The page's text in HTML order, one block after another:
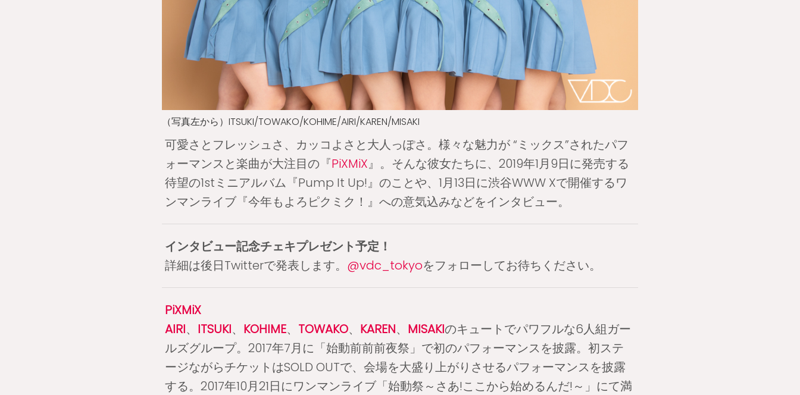
（写真左から）ITSUKI/TOWAKO/KOHIME/AIRI/KAREN/MISAKI
可愛さとフレッシュさ、カッコよさと大人っぽさ。様々な魅力が “ミックス”されたパフ
ォーマンスと楽曲が大注目の『PiXMiX』。そんな彼女たちに、2019年1月9日に発売する
待望の1stミニアルバム『Pump It Up!』のことや、1月13日に渋谷WWW Xで開催するワ
ンマンライブ『今年もよろピクミク！』への意気込みなどをインタビュー。
インタビュー記念チェキプレゼント予定！
詳細は後日Twitterで発表します。 @vdc_tokyoをフォローしてお待ちください。
PiXMiX
AIRI、 ITSUKI、 KOHIME、 TOWAKO、 KAREN、 MISAKIのキュートでパワフルな6人組ガー
ルズグループ。2017年7月に「始動前前前夜祭」で初のパフォーマンスを披露。初ステ
ージながらチケットはSOLD OUTで、会場を大盛り上がりさせるパフォーマンスを披露
する。2017年10月21日にワンマンライブ「始動祭～さあ!ここから始めるんだ!～」にて満